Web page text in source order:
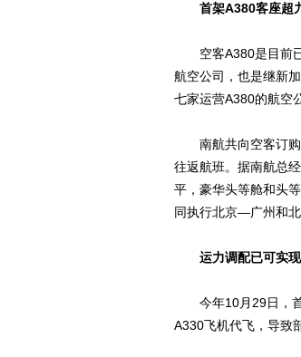
首架A380客座超
空客A380是目前已
航空公司，也是继新
七家运营A380的航空
南航共向空客订购
往返航班。据南航总
平，豪华头等舱和头
同执行北京—广州和
运力调配已可实现
今年10月29日，首
A330飞机代飞，导致